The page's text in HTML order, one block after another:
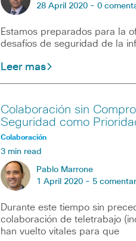
28 April 2020 - 0
Estamos preparados para la
desafíos de seguridad de la
Leer mas
Colaboración sin
Seguridad como
Colaboración
3 min read
Pablo Marrone
1 April 2020 - 5
Durante este tiempo sin
colaboración de teletrabajo
han vuelto vitales para que